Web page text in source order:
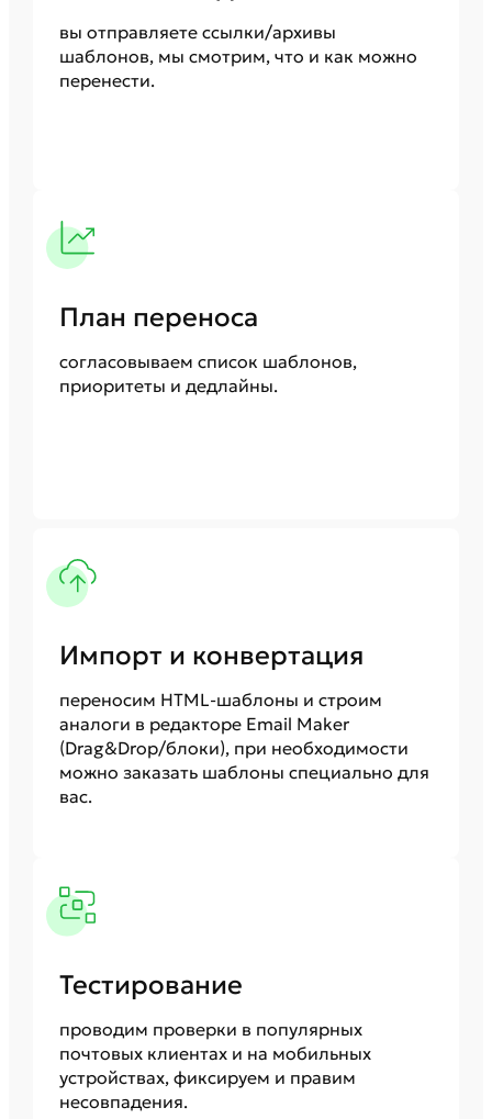
вы отправляете ссылки/архивы
шаблонов, мы смотрим, что и как можно
перенести.
План переноса
согласовываем список шаблонов,
приоритеты и дедлайны.
Импорт и конвертация
переносим HTML‑шаблоны и строим
аналоги в редакторе Email Maker
(Drag&Drop/блоки), при необходимости
можно заказать шаблоны специально для
вас.
Тестирование
проводим проверки в популярных
почтовых клиентах и на мобильных
устройствах, фиксируем и правим
несовпадения.